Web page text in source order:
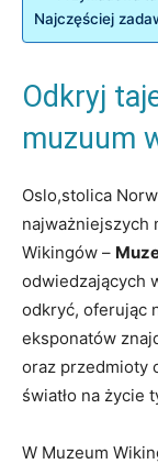
Najczęściej
Odkryj
muzuum
Oslo,stolica
najważniejszych
Wikingów –
odwiedzających
odkryć, oferując
eksponatów
oraz przedmioty
światło na życie
W Muzeum